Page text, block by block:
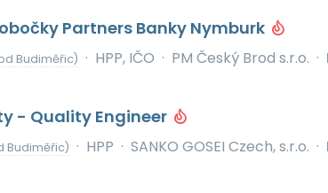
Partners Banky Nymburk
Budiměřic) · HPP, IČO · PM Český Brod s.r.o. ·
- Quality Engineer
Budiměřic) · HPP · SANKO GOSEI Czech, s.r.o. ·